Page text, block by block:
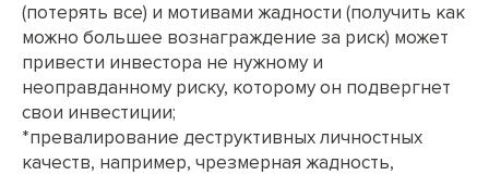
(потерять все) и мотивами жадности (получить как
можно большее вознаграждение за риск) может
привести инвестора не нужному и
неоправданному риску, которому он подвергнет
свои инвестиции;
*превалирование деструктивных личностных
качеств, например, чрезмерная жадность,